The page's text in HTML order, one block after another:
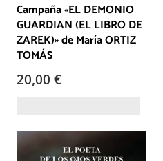
Campaña «EL DEMONIO
GUARDIAN (EL LIBRO DE
ZAREK)» de María ORTIZ
TOMÁS
20,00 €